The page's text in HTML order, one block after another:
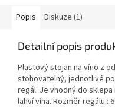
Popis Diskuze (1)
Detailní popis
Plastový stojan na víno z
stohovatelný, jednotlivé
regál. Je vhodný do
lahví vína. Rozměr regálu :